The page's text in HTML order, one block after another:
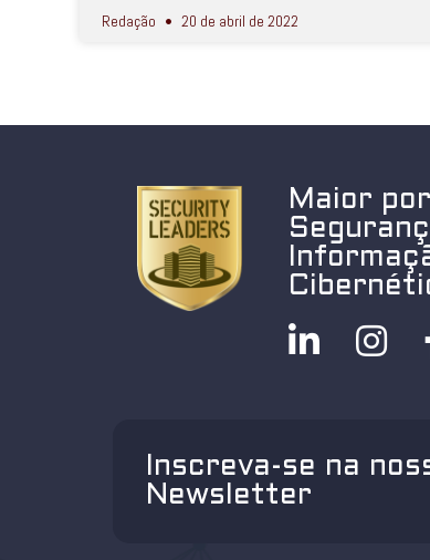
Redação 20 de abril de 2022
Maior
Inscreva-se na
Newsletter